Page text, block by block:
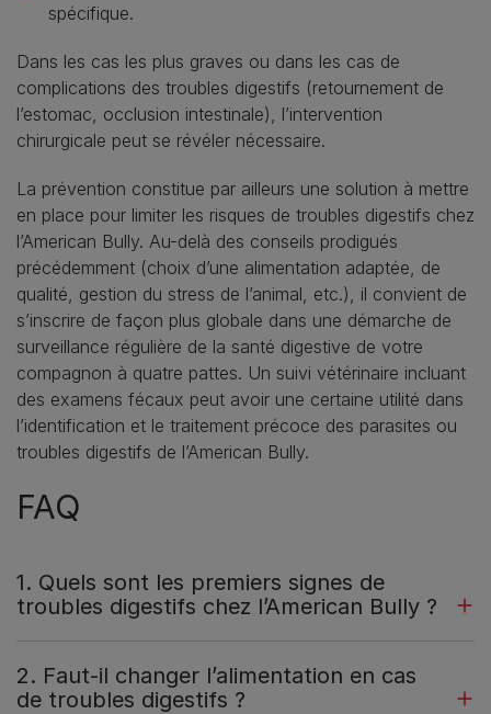
spécifique.
Dans les cas les plus graves ou dans les cas de
complications des troubles digestifs (retournement de
l’estomac, occlusion intestinale), l’intervention
chirurgicale peut se révéler nécessaire.
La prévention constitue par ailleurs une solution à mettre
en place pour limiter les risques de troubles digestifs chez
l’American Bully. Au-delà des conseils prodigués
précédemment (choix d’une alimentation adaptée, de
qualité, gestion du stress de l’animal, etc.), il convient de
s’inscrire de façon plus globale dans une démarche de
surveillance régulière de la santé digestive de votre
compagnon à quatre pattes. Un suivi vétérinaire incluant
des examens fécaux peut avoir une certaine utilité dans
l’identification et le traitement précoce des parasites ou
troubles digestifs de l’American Bully.
FAQ
1. Quels sont les premiers signes de
troubles digestifs chez l’American Bully ?
2. Faut-il changer l’alimentation en cas
de troubles digestifs ?